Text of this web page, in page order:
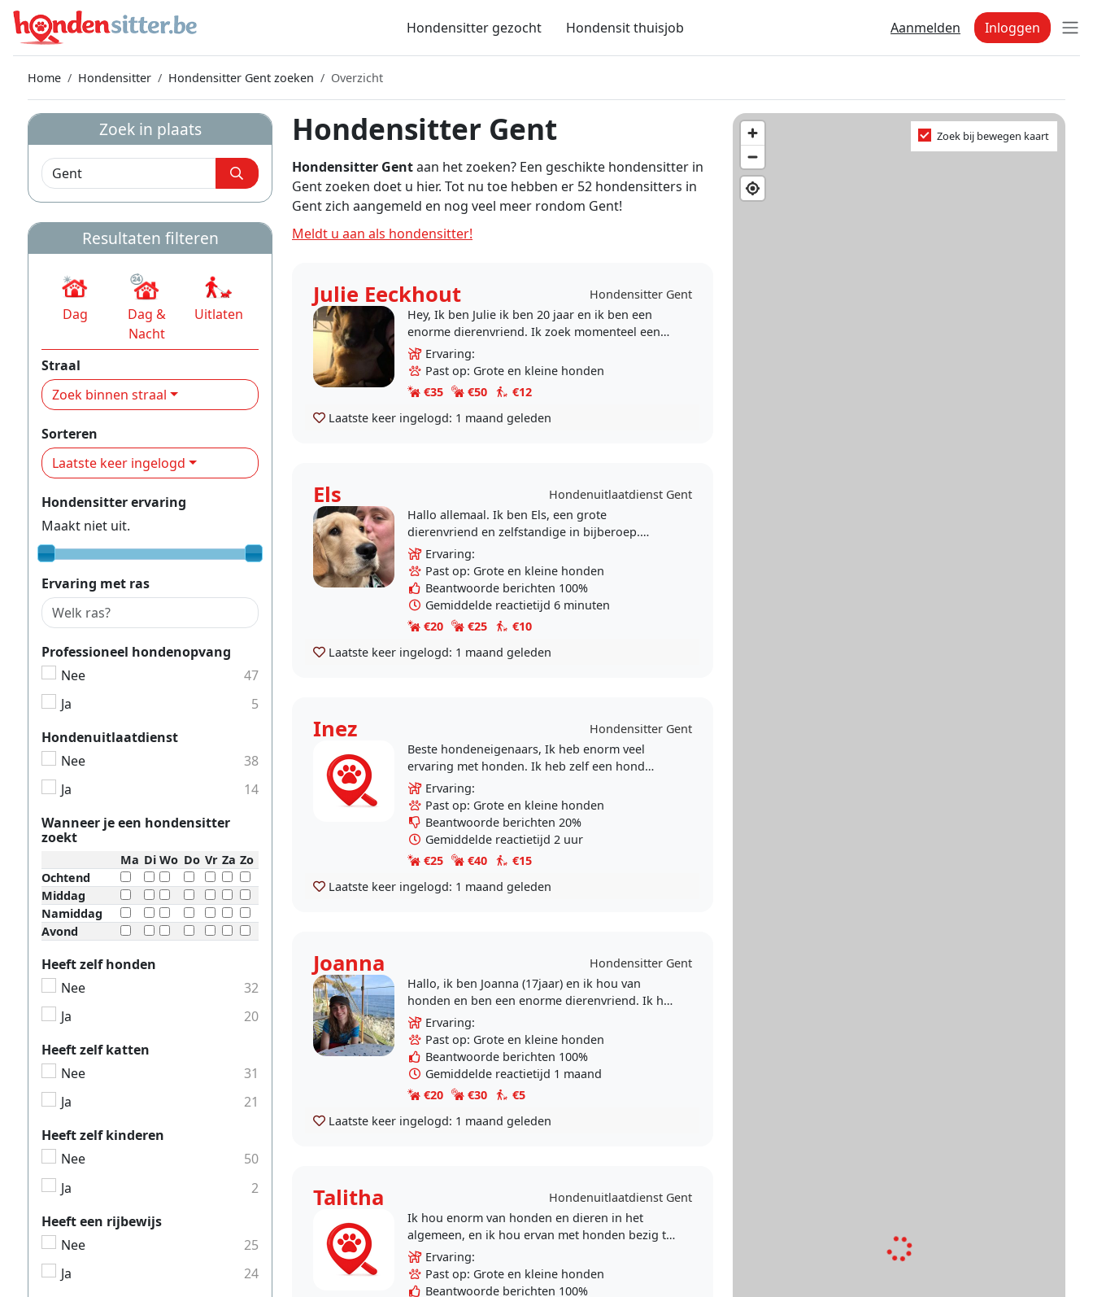
Hondensitter gezocht Hondensit thuisjob Aanmelden Inloggen
Home Hondensitter Hondensitter Gent zoeken Overzicht
Hondensitter Gent
Hondensitter Gentaan het zoeken? Een geschikte hondensitter in
Gent zoeken doet u hier. Tot nu toe hebben er 52 hondensitters in
Gent zich aangemeld en nog veel meer rondom Gent!
Meldt u aan als hondensitter!
Julie Eeckhout
Hondensitter Gent
Hey, Ik ben Julie ik ben 20 jaar en ik ben een
enorme dierenvriend. Ik zoek momenteel een
leuke job waar ik iets mee verdien. Ik heb zelf
ook een..
Ervaring:
Past op: Grote en kleine honden
€35
€50
€12
Laatste keer ingelogd: 1 maand geleden
Els
Hondenuitlaatdienst Gent
Hallo allemaal. Ik ben Els, een grote
dierenvriend en zelfstandige in bijberoep.
Samen met mijn Golden Retriever Yevee hou ik
van rustgevende..
Ervaring:
Past op: Grote en kleine honden
Beantwoorde berichten 100%
Gemiddelde reactietijd 6 minuten
€20
€25
€10
Laatste keer ingelogd: 1 maand geleden
Inez
Hondensitter Gent
Beste hondeneigenaars, Ik heb enorm veel
ervaring met honden. Ik heb zelf een hond
gehad en ga regelmatig wandelen met de
honden uit het..
Ervaring:
Past op: Grote en kleine honden
Beantwoorde berichten 20%
Gemiddelde reactietijd 2 uur
€25
€40
€15
Laatste keer ingelogd: 1 maand geleden
Joanna
Hondensitter Gent
Hallo, ik ben Joanna (17jaar) en ik hou van
honden en ben een enorme dierenvriend. Ik heb
al veel ervaring met dogsitten en vind het heel
leuk om te..
Ervaring:
Past op: Grote en kleine honden
Beantwoorde berichten 100%
Gemiddelde reactietijd 1 maand
€20
€30
€5
Laatste keer ingelogd: 1 maand geleden
Talitha
Hondenuitlaatdienst Gent
Ik hou enorm van honden en dieren in het
algemeen, en ik hou ervan met honden bezig te
zijn, ze te verzorgen en blij te maken door
samen een..
Ervaring:
Past op: Grote en kleine honden
Beantwoorde berichten 100%
Zoek bij bewegen kaart
Zoek in plaats
Resultaten filteren
Dag
Dag &
Nacht
Uitlaten
Straal
Zoek binnen straal
Sorteren
Laatste keer ingelogd
Hondensitter ervaring
Maakt niet uit.
Ervaring met ras
Professioneel hondenopvang
Nee
47
Ja
5
Hondenuitlaatdienst
Nee
38
Ja
14
Wanneer je een hondensitter
zoekt
Ma Di Wo Do Vr Za Zo
Ochtend
Middag
Namiddag
Avond
Heeft zelf honden
Nee
32
Ja
20
Heeft zelf katten
Nee
31
Ja
21
Heeft zelf kinderen
Nee
50
Ja
2
Heeft een rijbewijs
Nee
25
Ja
24